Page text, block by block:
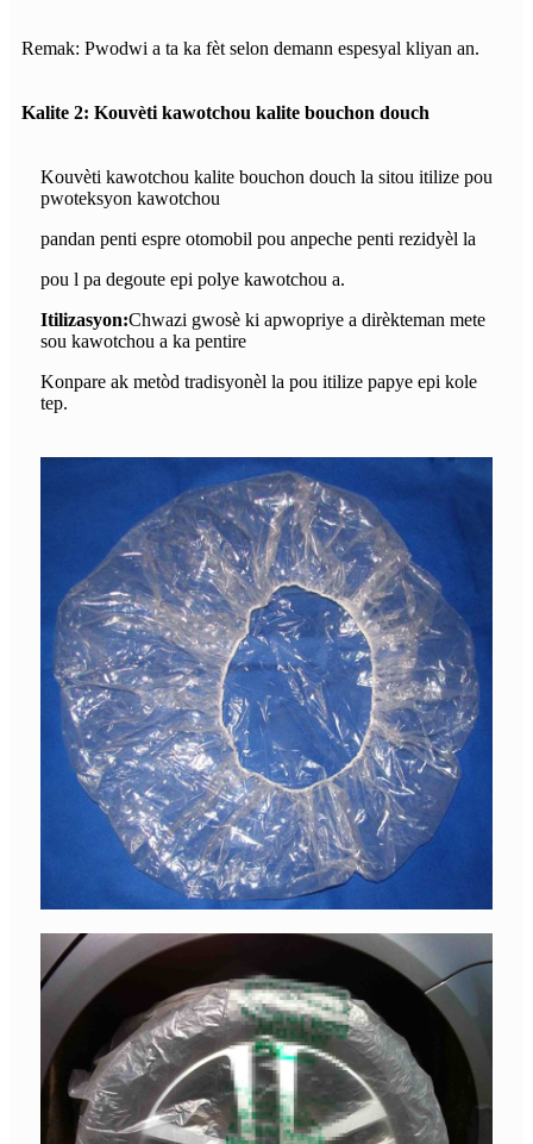
Remak: Pwodwi a ta ka fèt selon demann espesyal kliyan an.
Kalite 2: Kouvèti kawotchou kalite bouchon douch
Kouvèti kawotchou kalite bouchon douch la sitou itilize pou
pwoteksyon kawotchou
pandan penti espre otomobil pou anpeche penti rezidyèl la
pou l pa degoute epi polye kawotchou a.
Itilizasyon:Chwazi gwosè ki apwopriye a dirèkteman mete
sou kawotchou a ka pentire
Konpare ak metòd tradisyonèl la pou itilize papye epi kole
tep.